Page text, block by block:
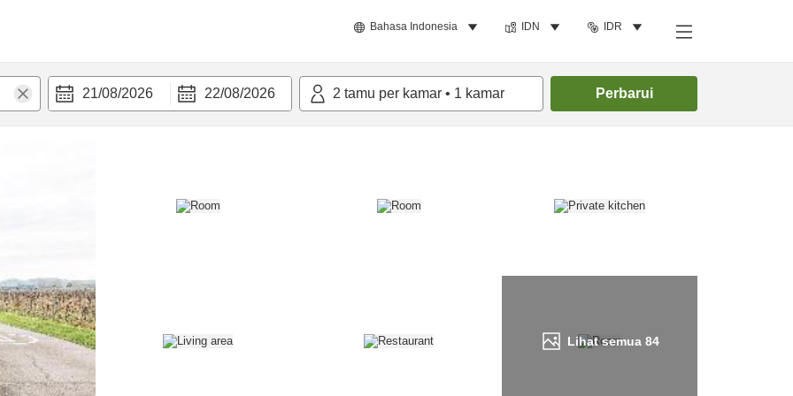
Bahasa Indonesia IDN IDR
21/08/2026 22/08/2026 2 tamu per kamar • 1 kamar Perbarui
Lihat semua 84
Cari kamar